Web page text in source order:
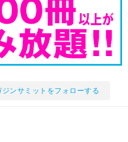
ジンサミットをフォローする